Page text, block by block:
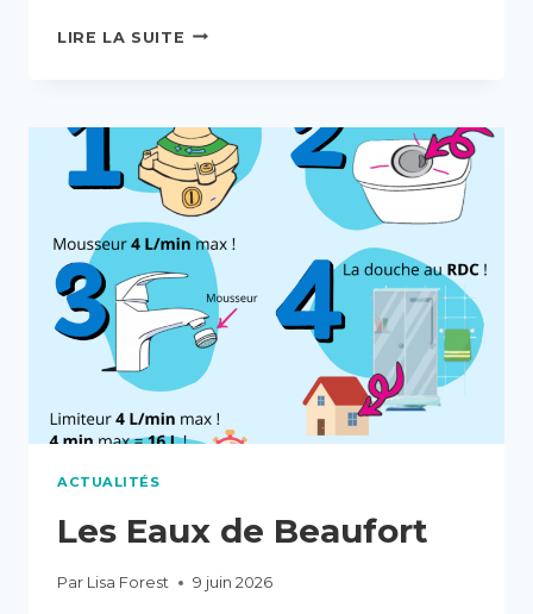
LIRE LA SUITE PLANNING
JUILLET
2026
ACTUALITÉS
Les Eaux de Beaufort
Par Lisa Forest 9 juin 2026